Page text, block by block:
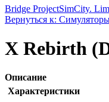
Bridge ProjectSimCity.
Вернуться к:
X Rebirth
Описание
Характеристики